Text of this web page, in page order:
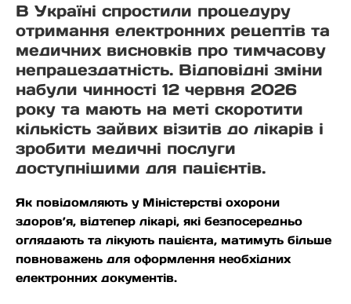
В Україні спростили процедуру
отримання електронних рецептів та
медичних висновків про тимчасову
непрацездатність. Відповідні зміни
набули чинності 12 червня 2026
року та мають на меті скоротити
кількість зайвих візитів до лікарів і
зробити медичні послуги
доступнішими для пацієнтів.
Як повідомляють у Міністерстві охорони
здоров’я, відтепер лікарі, які безпосередньо
оглядають та лікують пацієнта, матимуть більше
повноважень для оформлення необхідних
електронних документів.